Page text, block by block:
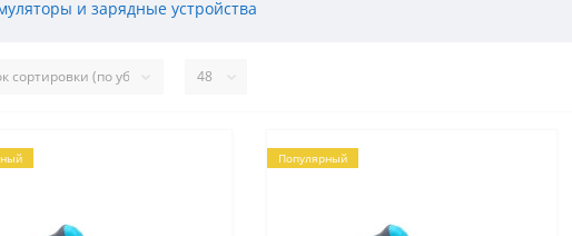
и зарядные устройства
Популярный